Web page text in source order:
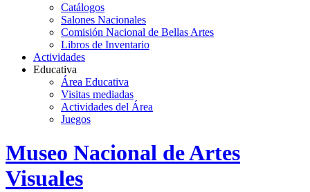
Catálogos
Salones Nacionales
Comisión Nacional de Bellas Artes
Libros de Inventario
Actividades
Educativa
Área Educativa
Visitas mediadas
Actividades del Área
Juegos
Logo
MNAV
Museo Nacional de Artes
Visuales